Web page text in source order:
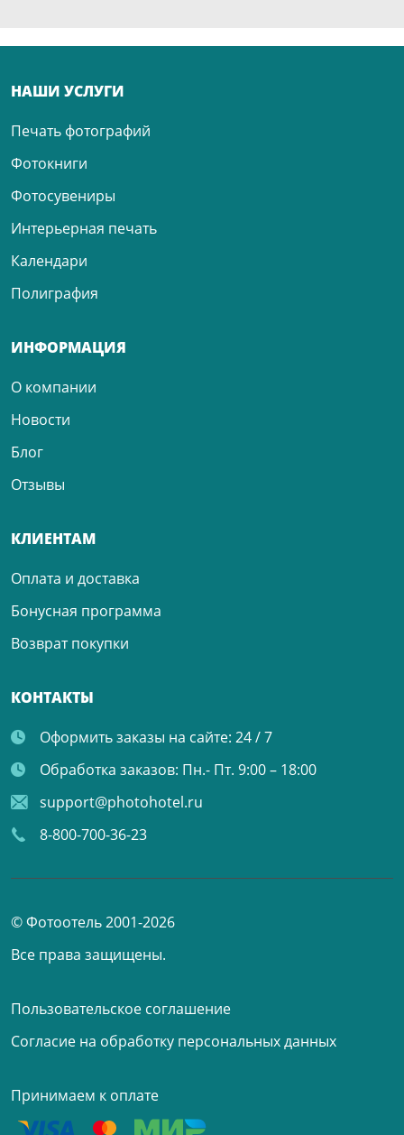
НАШИ УСЛУГИ
Печать фотографий
Фотокниги
Фотосувениры
Интерьерная печать
Календари
Полиграфия
ИНФОРМАЦИЯ
О компании
Новости
Блог
Отзывы
КЛИЕНТАМ
Оплата и доставка
Бонусная программа
Возврат покупки
КОНТАКТЫ
Оформить заказы на сайте: 24 / 7
Обработка заказов: Пн.- Пт. 9:00 – 18:00
support@photohotel.ru
8-800-700-36-23
© Фотоотель 2001-2026
Все права защищены.
Пользовательское соглашение
Согласие на обработку персональных данных
Принимаем к оплате